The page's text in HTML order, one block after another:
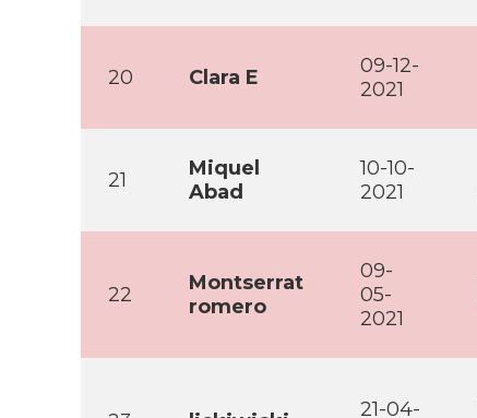
20 Clara E
09-12-
2021
21
Miquel
Abad
10-10-
2021
22
Montserrat
romero
09-
05-
2021
21-04-